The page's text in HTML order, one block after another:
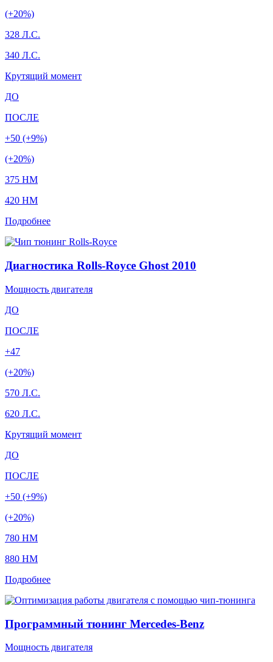
(+20%)
328 Л.С.
340 Л.С.
Крутящий момент
ДО
ПОСЛЕ
+50 (+9%)
(+20%)
375 HM
420 HM
Подробнее
Диагностика Rolls-Royce Ghost 2010
Мощность двигателя
ДО
ПОСЛЕ
+47
(+20%)
570 Л.С.
620 Л.С.
Крутящий момент
ДО
ПОСЛЕ
+50 (+9%)
(+20%)
780 HM
880 HM
Подробнее
Программный тюнинг Mercedes-Benz
Мощность двигателя